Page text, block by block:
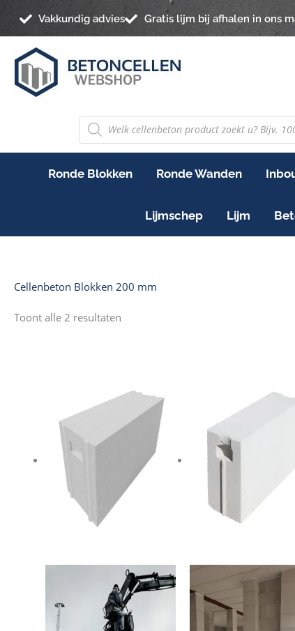
naar
de
inhoud
Vakkundig advies Gratis lijm bij afhalen in ons
PRODUCTEN
ZOEKEN
Ronde Blokken Ronde Wanden
Lijmschep Lijm
Cellenbeton Blokken 200 mm
Toont alle 2 resultaten
Gesorteerd